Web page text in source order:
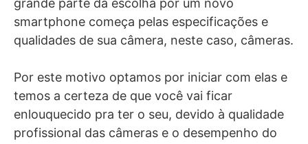
grande parte da escolha por um novo
smartphone começa pelas especificações e
qualidades de sua câmera, neste caso, câmeras.
Por este motivo optamos por iniciar com elas e
temos a certeza de que você vai ficar
enlouquecido pra ter o seu, devido à qualidade
profissional das câmeras e o desempenho do